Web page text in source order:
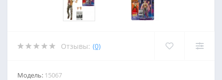
Отзывы: (0)
Модель: 15067